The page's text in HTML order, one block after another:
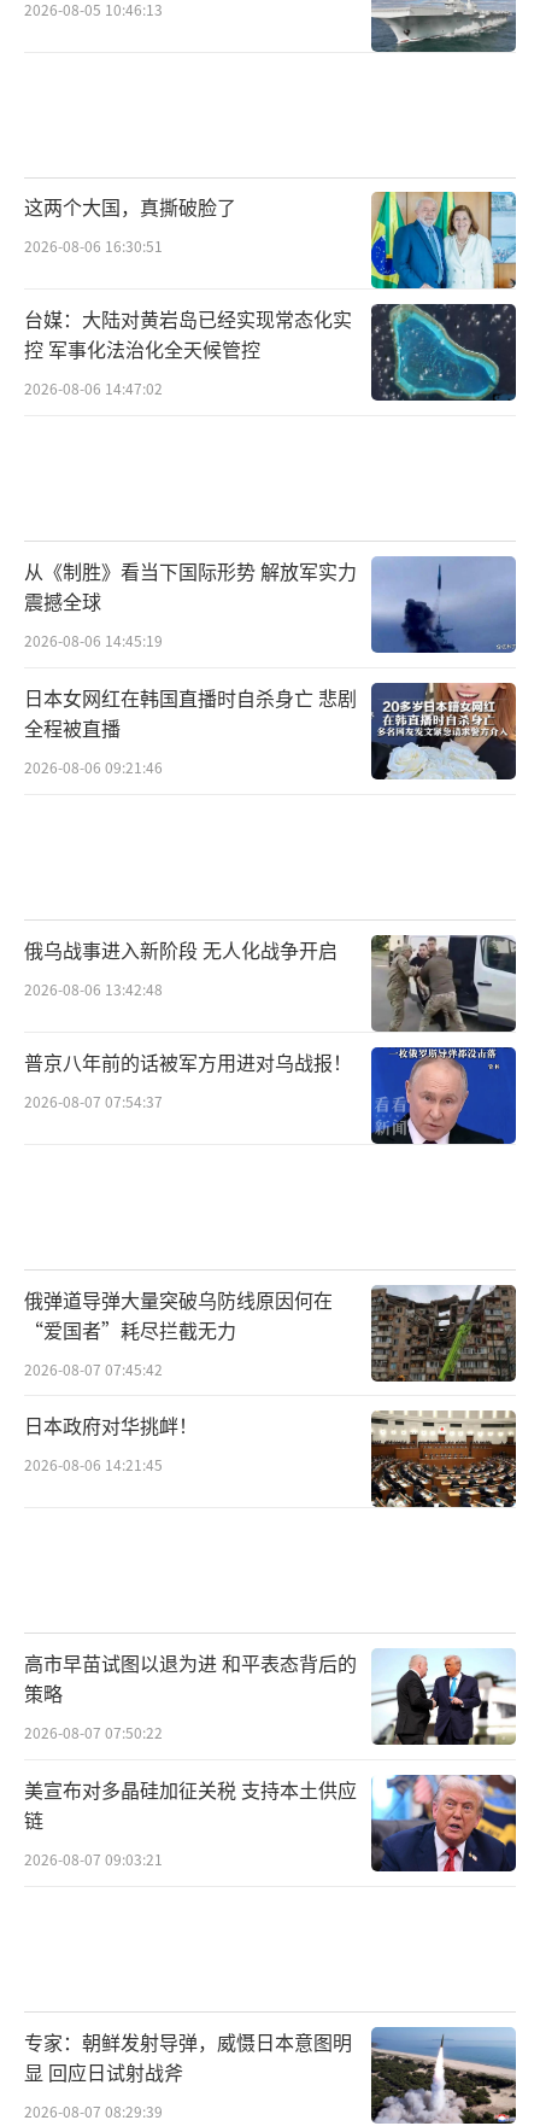
2026-08-05 10:46:13
这两个大国，真撕破脸了
2026-08-06 16:30:51
台媒：大陆对黄岩岛已经实现常态化实
控 军事化法治化全天候管控
2026-08-06 14:47:02
从《制胜》看当下国际形势 解放军实力
震撼全球
2026-08-06 14:45:19
日本女网红在韩国直播时自杀身亡 悲剧
全程被直播
2026-08-06 09:21:46
俄乌战事进入新阶段 无人化战争开启
2026-08-06 13:42:48
普京八年前的话被军方用进对乌战报！
2026-08-07 07:54:37
俄弹道导弹大量突破乌防线原因何在
“爱国者”耗尽拦截无力
2026-08-07 07:45:42
日本政府对华挑衅！
2026-08-06 14:21:45
高市早苗试图以退为进 和平表态背后的
策略
2026-08-07 07:50:22
美宣布对多晶硅加征关税 支持本土供应
链
2026-08-07 09:03:21
专家：朝鲜发射导弹，威慑日本意图明
显 回应日试射战斧
2026-08-07 08:29:39